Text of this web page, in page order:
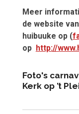
Meer
de website
huibuuke op (
op http://
Foto's
Kerk op ’t